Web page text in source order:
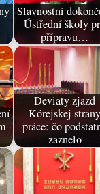
Slavnostní
Ústřední školy
přípravu…
Deviaty zjazd
Kórejskej strany
práce: čo
zaznelo